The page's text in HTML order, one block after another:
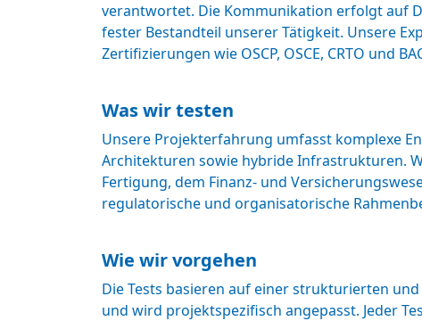
verantwortet. Die Kommunikation erfolgt auf
fester Bestandteil unserer Tätigkeit. Unsere
Zertifizierungen wie OSCP, OSCE, CRTO und
Was wir testen
Unsere Projekterfahrung umfasst komplexe
Architekturen sowie hybride Infrastrukturen.
Fertigung, dem Finanz- und
regulatorische und organisatorische
Wie wir vorgehen
Die Tests basieren auf einer strukturierten
und wird projektspezifisch angepasst. Jeder